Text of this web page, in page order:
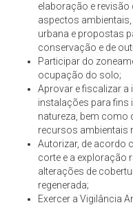
elaboração e revisão
aspectos
urbana e propostas
conservação e de
Participar do
ocupação do solo;
Aprovar e fiscalizar a
instalações para fins
natureza, bem como
recursos ambientais
Autorizar, de acordo
corte e a exploração
alterações de
regenerada;
Exercer a Vigilância